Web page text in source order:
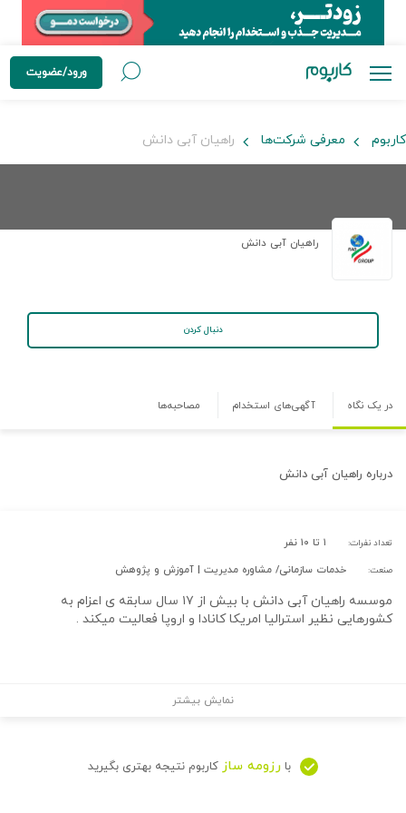
ورود/عضویت
کاربوم معرفی شرکت‌ها راهیان آبی دانش
راهیان آبی دانش
دنبال کردن
در یک نگاه آگهی‌های استخدام مصاحبه‌ها
درباره راهیان آبی دانش
تعداد نفرات: ۱ تا ۱۰ نفر
صنعت: خدمات سازمانی/ مشاوره مدیریت | آموزش و پژوهش
موسسه راهیان آبی دانش با بیش از ۱۷ سال سابقه ی اعزام به
کشورهایی نظیر استرالیا امریکا کانادا و اروپا فعالیت میکند .
نمایش بیشتر
با رزومه ساز کاربوم نتیجه بهتری بگیرید